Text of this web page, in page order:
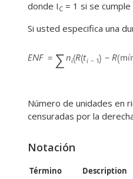
donde I C = 1 si se cumple
Si usted especifica una
Número de unidades en
censuradas por la
Notación
Término Description